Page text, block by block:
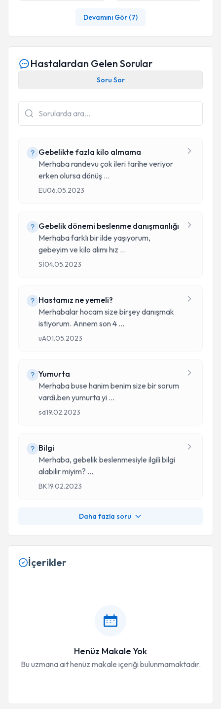
Devamını Gör (7)
Hastalardan Gelen Sorular
Soru Sor
Gebelikte fazla kilo almama
Merhaba randevu çok ileri tarihe veriyor
erken olursa dönüş ...
EU06.05.2023
Gebelik dönemi beslenme danışmanlığı
Merhaba farklı bir ilde yaşıyorum,
gebeyim ve kilo alımı hız ...
Sİ04.05.2023
Hastamız ne yemeli?
Merhabalar hocam size birşey danışmak
istiyorum. Annem son 4 ...
uA01.05.2023
Yumurta
Merhaba buse hanim benim size bir sorum
vardi.ben yumurta yi ...
sd19.02.2023
Bilgi
Merhaba, gebelik beslenmesiyle ilgili bilgi
alabilir miyim? ...
BK19.02.2023
Daha fazla soru
İçerikler
Henüz Makale Yok
Bu uzmana ait henüz makale içeriği bulunmamaktadır.